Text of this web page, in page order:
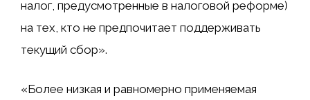
налог, предусмотренные в налоговой реформе)
на тех, кто не предпочитает поддерживать
текущий сбор».
«Более низкая и равномерно применяемая